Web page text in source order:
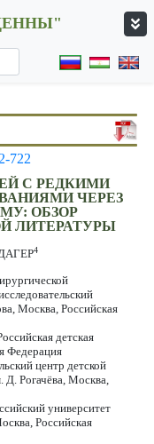
722
С РЕДКИМИ
ЧЕРЕЗ
ОБЗОР
ЛИТЕРАТУРЫ
4
Москва, Российская
детская
Федерация
центр детской
Д. Рогачёва, Москва,
университет
Российская